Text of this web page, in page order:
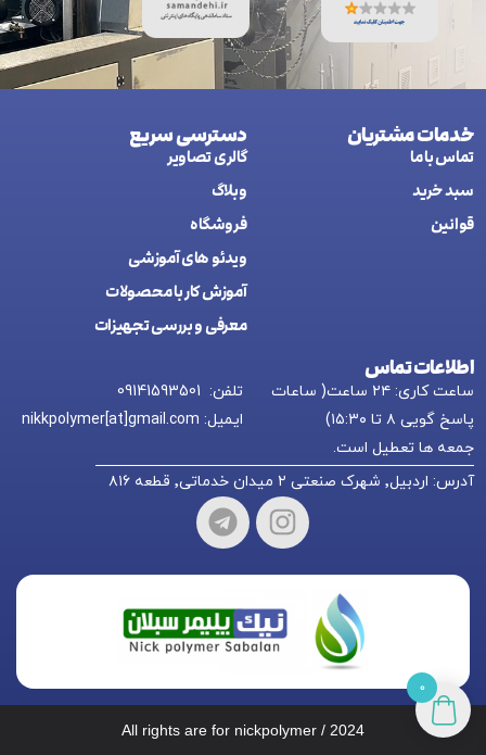
خدمات مشتریان
تماس با ما
سبد خرید
قوانین
دسترسی سریع
گالری تصاویر
وبلاگ
فروشگاه
ويدئو های آموزشی
آموزش کار با محصولات
معرفی و بررسی تجهیزات
اطلاعات تماس
ساعت کاری: ۲۴ ساعت( ساعات
پاسخ گویی ۸ تا ۱۵:۳۰)
جمعه ها تعطیل است.
تلفن: 09141593501
ایمیل: nikkpolymer[at]gmail.com
آدرس: اردبیل٬ شهرک صنعتی ۲ میدان خدماتی٬ قطعه ۸۱۶
All rights are for nickpolymer / 2024
0